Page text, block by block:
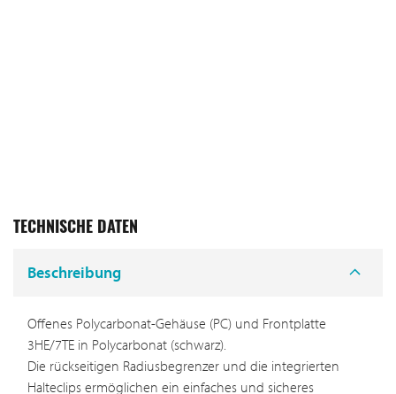
TECHNISCHE DATEN
Beschreibung
Offenes Polycarbonat-Gehäuse (PC) und Frontplatte
3HE/7TE in Polycarbonat (schwarz).
Die rückseitigen Radiusbegrenzer und die integrierten
Halteclips ermöglichen ein einfaches und sicheres